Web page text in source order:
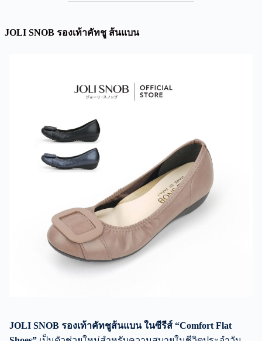
JOLI SNOB รองเท้าคัทชู ส้นแบน
JOLI SNOB รองเท้าคัทชูส้นแบน ในซีรีส์ “Comfort Flat